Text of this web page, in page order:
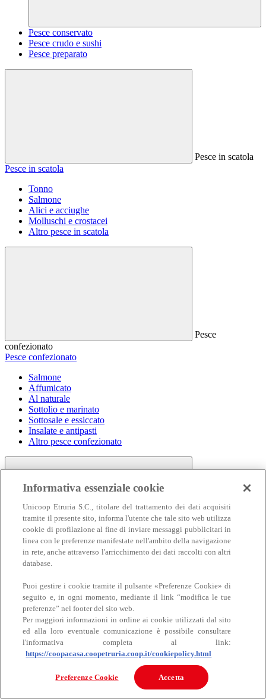
Pesce conservato
Pesce crudo e sushi
Pesce preparato
Pesce in scatola
Pesce in scatola
Tonno
Salmone
Alici e acciughe
Molluschi e crostacei
Altro pesce in scatola
Pesce
confezionato
Pesce confezionato
Salmone
Affumicato
Al naturale
Sottolio e marinato
Sottosale e essiccato
Insalate e antipasti
Altro pesce confezionato
Carne
Carne
Bovino
Informativa essenziale cookie
Unicoop Etruria S.C., titolare del trattamento dei dati acquisiti
tramite il presente sito, informa l'utente che tale sito web utilizza
cookie di profilazione al fine di inviare messaggi pubblicitari in
linea con le preferenze manifestate nell'ambito della navigazione
in rete, anche attraverso l'arricchimento dei dati raccolti con altri
database.
Puoi gestire i cookie tramite il pulsante «Preferenze Cookie» di
seguito e, in ogni momento, mediante il link “modifica le tue
preferenze” nel footer del sito web.
Per maggiori informazioni in ordine ai cookie utilizzati dal sito
ed alla loro eventuale comunicazione è possibile consultare
l'informativa completa al link:
https://coopacasa.coopetruria.coop.it/cookiepolicy.html
Preferenze Cookie Accetta